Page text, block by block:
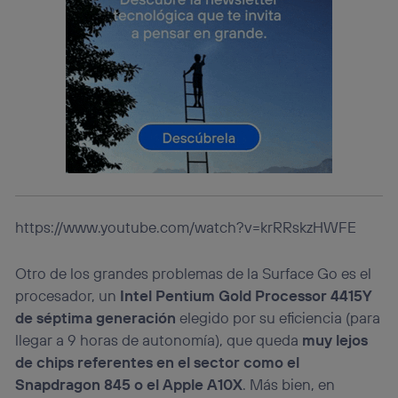
https://www.youtube.com/watch?v=krRRskzHWFE
Otro de los grandes problemas de la Surface Go es el
procesador, un Intel Pentium Gold Processor 4415Y
de séptima generación elegido por su eficiencia (para
llegar a 9 horas de autonomía), que queda muy lejos
de chips referentes en el sector como el
Snapdragon 845 o el Apple A10X. Más bien, en
que hayan dado su consentimiento.
Si utilizas
datos móviles, el marketing será más
personalizado, ya que se basará únicamente en la
navegación del usuario del móvil.
Puedes gestionar los consentimientos Utiq seleccionando
“Administrar Utiq” en la parte inferior de esta página web o
visitando el portal de privacidad de Utiq
(“consenthub”)
. Para más información, consulta
política de privacidad de Utiq